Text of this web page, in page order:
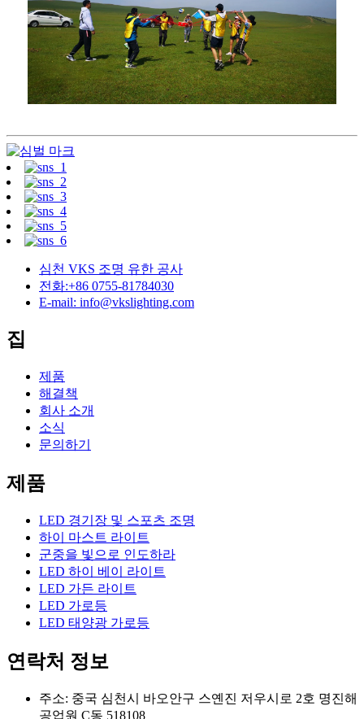
심천 VKS 조명 유한 공사
전화:+86 0755-81784030
E-mail: info@vkslighting.com
집
제품
해결책
회사 소개
소식
문의하기
제품
LED 경기장 및 스포츠 조명
하이 마스트 라이트
군중을 빛으로 인도하라
LED 하이 베이 라이트
LED 가든 라이트
LED 가로등
LED 태양광 가로등
연락처 정보
주소: 중국 심천시 바오안구 스옌진 저우시로 2호 명진해
공업원 C동 518108